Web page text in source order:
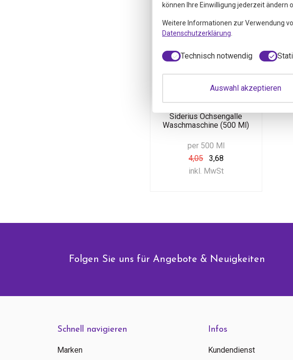
Siderius Ochsengalle
Waschmaschine (500 Ml)
per 500 Ml
4,05
3,68
inkl. MwSt
Folgen Sie uns für Angebote & Neuigkeiten
Schnell navigieren
Marken
Infos
Kundendienst
können Ihre Einwilligung jederzeit ändern
Weitere Informationen zur Verwendung
Datenschutzerklärung
Technisch notwendig
Auswahl akzeptieren